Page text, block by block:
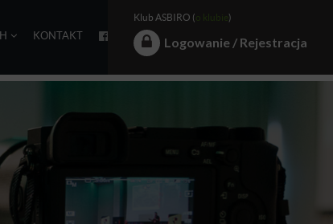
KONTAKT
Klub ASBIRO ( o klubie)
Logowanie / Rejestracja